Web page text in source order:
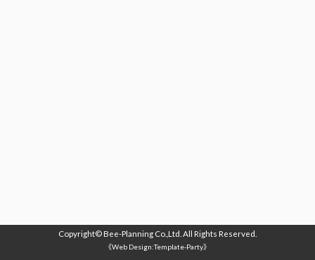
Copyright©Bee-Planning Co.,Ltd. All Rights Reserved.
《Web Design:Template-Party》